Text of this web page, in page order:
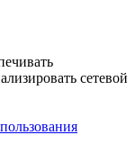
сетевой